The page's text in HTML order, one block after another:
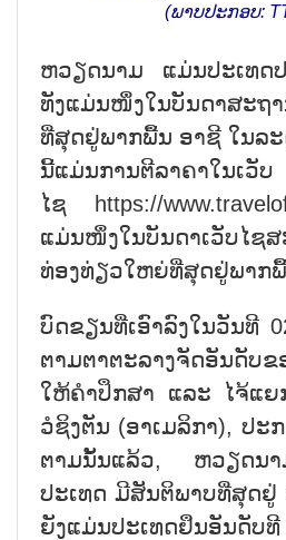
(ພາບປະກອບ:
ຫວຽດນາມ ແມ່ນປະເທດ
ທັງແມ່ນໜຶ່ງໃນບັນດາສະຖ
ທີ່ສຸດຢູ່ພາກພື້ນ ອາຊີ ໃນລ
ນີ້ແມ່ນການຕີລາຄາໃນເວັບ
ໄຊ
https://
ແມ່ນໜຶ່ງໃນບັນດາເວັບໄຊ
ທ່ອງທ່ຽວໃຫຍ່ທີ່ສຸດຢູ່ພາກ
ບົດຂຽນທີ່ເອົາລົງໃນວັນທີ
ຕາມຕາຕະລາງຈັດອັນດັບ
ໃຫ້ຄຳປຶກສາ ແລະ ໄຈ້ແຍ
ວໍຊິງຕັນ (ອາເມລິກາ), ປະ
ຕາມນັ້ນແລ້ວ, ຫວຽດນ
ປະເທດ ມີສັນຕິພາບທີ່ສຸດຢູ່
ຍັງແມ່ນປະເທດຢຶນອັນດັບທີ